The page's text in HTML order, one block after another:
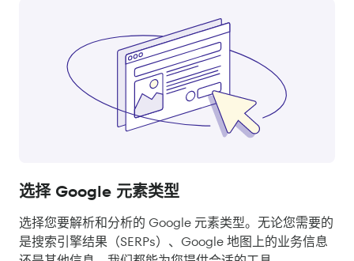
选择 Google 元素类型
选择您要解析和分析的 Google 元素类型。无论您需要的
是搜索引擎结果（SERPs）、Google 地图上的业务信息